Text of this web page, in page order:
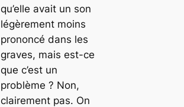
qu’elle avait un son
légèrement moins
prononcé dans les
graves, mais est-ce
que c’est un
problème ? Non,
clairement pas. On